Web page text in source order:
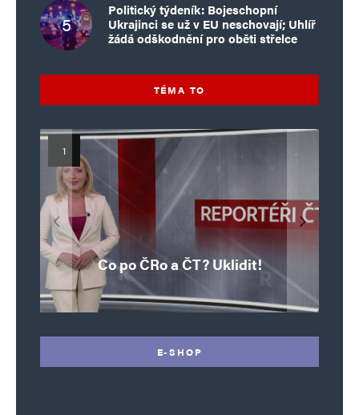
Politický týdeník: Bojeschopní
Ukrajinci se už v EU neschovají; Uhlíř
žádá odškodnění pro oběti střelce
TÉMA TO
Co po ČRo a ČT? Uklidit!
Islamistický teror v EU, 6. díl:
Brutální poprava 85letého
katolického kněze Jacquese
Hamela
Islamistický teror v EU, 5. díl:
Krvavé oslavy pádu Bastily
v Nice
Mýty o Václavu Klausovi:
Pivo, jazz, hádky, loajalita
i humor. Jakl boří legendy
o bývalém prezidentovi
Vymíráme a politici lžou:
porodnost nezachrání
dotace, byty ani zkrácené
úvazky
Pim Fortuyn: Muž, který se
nestihl stát premiérem
E-SHOP